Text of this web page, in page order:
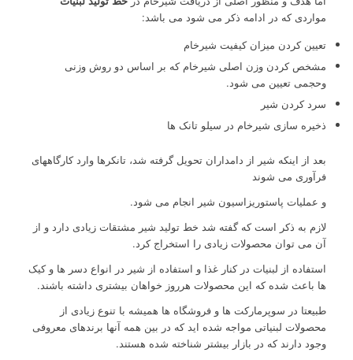
مواردی که در ادامه ذکر می شود می باشد:
تعیین کردن میزان کیفیت شیرخام
مشخص کردن وزن اصلی شیرخام که بر اساس دو روش وزنی
وحجمی تعیین می شود.
سرد کردن شیر
ذخیره سازی شیرخام در سیلو تانک ها
بعد از اینکه شیر از دامداران تحویل گرفته شد، تانکرها وارد کارگاههای
فرآوری می شوند
و عملیات پاستوریزاسیون شیر انجام می شود.
لازم به ذکر است که گفته شد خط تولید شیر مشتقات زیادی دارد و از
آن می توان محصولات زیادی را استخراج کرد.
استفاده از لبنیات در کنار غذا و استفاده از شیر در انواع دسر ها و کیک
ها باعث شده که این محصولات هرروز خواهان بیشتری داشته باشند.
طبیعتا در سوپرمارکت ها و فروشگاه ها همیشه با تنوع زیادی از
محصولات لبنیاتی مواجه شده اید که در بین همه آنها برندهای معروفی
وجود دارند که در بازار بیشتر شناخته شده هستند.